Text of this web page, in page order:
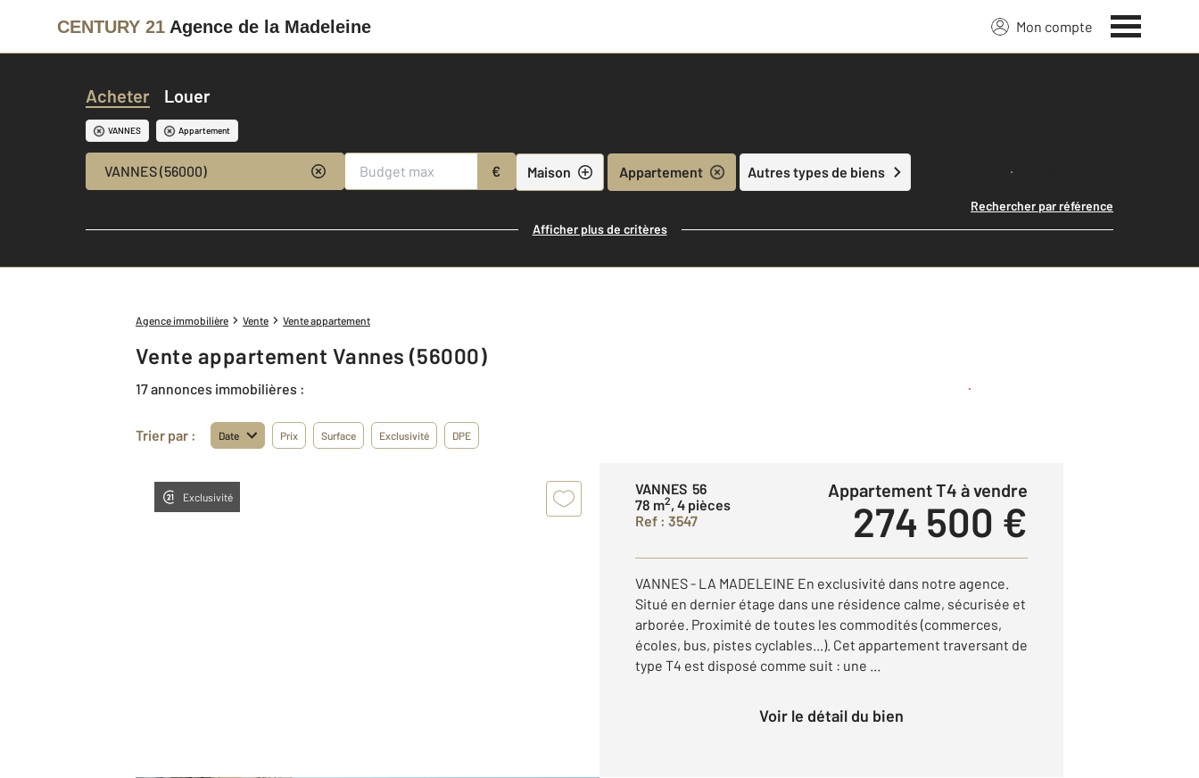
CENTURY 21 Agence de la Madeleine Mon compte
Acheter Louer
VANNES Appartement
VANNES (56000) € Maison Appartement Autres types de biens Lancer ma recherche
Rechercher par référence
Afficher plus de critères
Agence immobilière Vente Vente appartement
Vente appartement Vannes (56000)
17 annonces immobilières : Créer une alerte
Trier par : Date Prix Surface Exclusivité DPE
Exclusivité
VANNES 56
78 m2, 4 pièces
Ref : 3547
Appartement T4 à vendre
274 500 €
VANNES - LA MADELEINE En exclusivité dans notre agence.
Situé en dernier étage dans une résidence calme, sécurisée et
arborée. Proximité de toutes les commodités (commerces,
écoles, bus, pistes cyclables...). Cet appartement traversant de
type T4 est disposé comme suit : une ...
Voir le détail du bien